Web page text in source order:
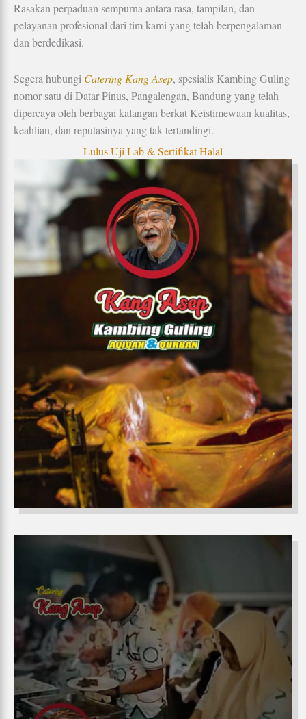
Rasakan perpaduan sempurna antara rasa, tampilan, dan
pelayanan profesional dari tim kami yang telah berpengalaman
dan berdedikasi.
Segera hubungi Catering Kang Asep, spesialis Kambing Guling
nomor satu di Datar Pinus, Pangalengan, Bandung yang telah
dipercaya oleh berbagai kalangan berkat Keistimewaan kualitas,
keahlian, dan reputasinya yang tak tertandingi.
Lulus Uji Lab & Sertifikat Halal